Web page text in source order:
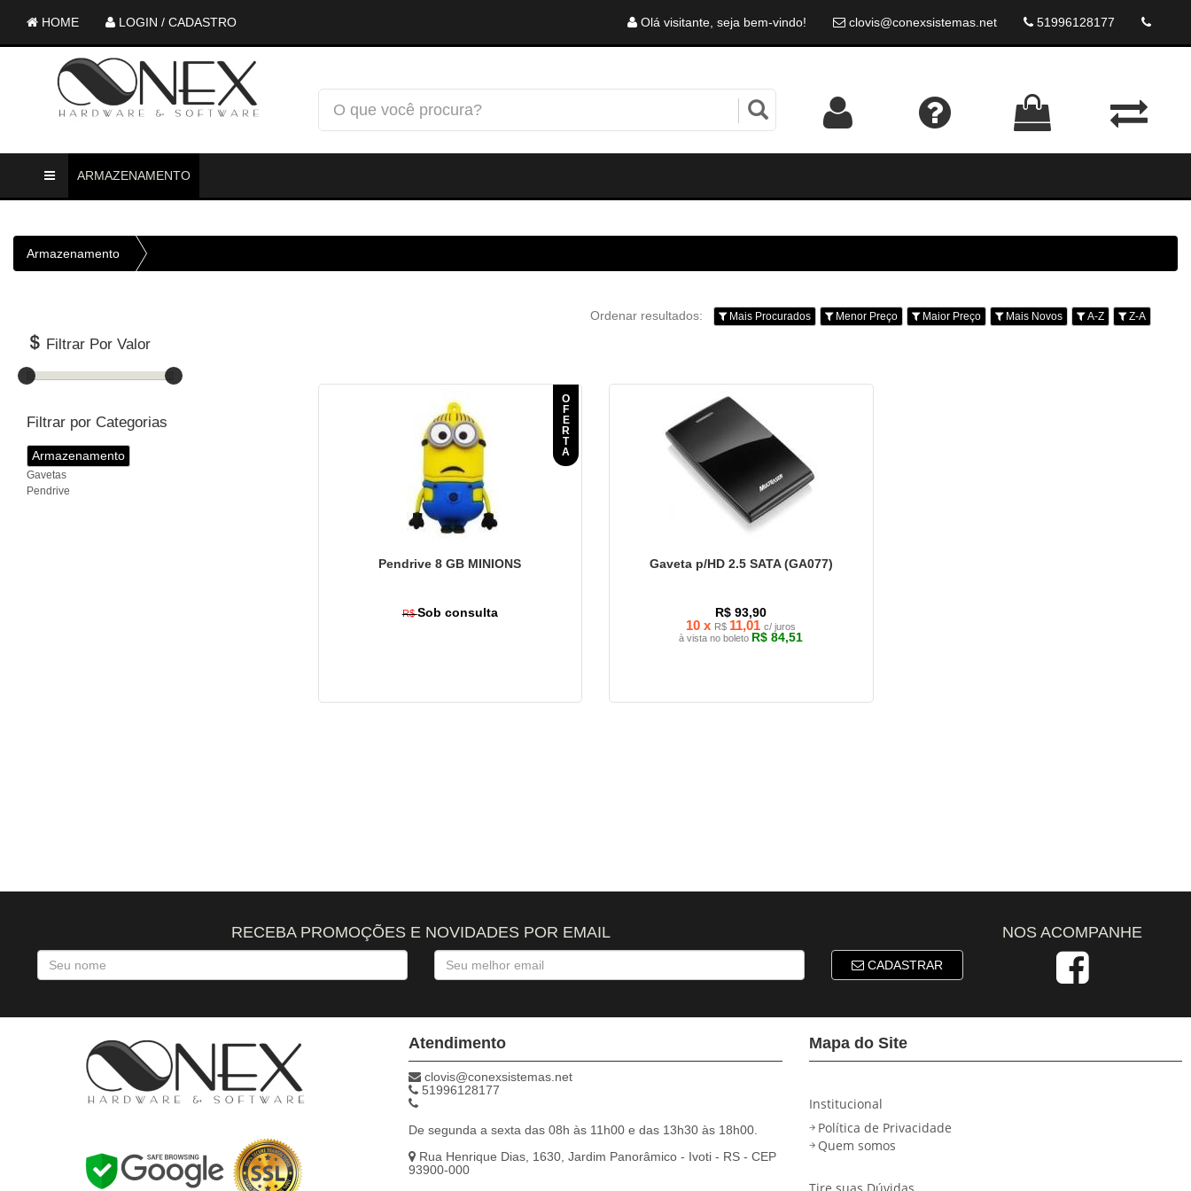
HOME LOGIN / CADASTRO Olá visitante, seja bem-vindo! clovis@conexsistemas.net 51996128177
ARMAZENAMENTO
Armazenamento
Filtrar Por Valor
Filtrar por Categorias
Armazenamento
Gavetas
Pendrive
Ordenar resultados: Mais Procurados Menor Preço Maior Preço Mais Novos A-Z Z-A
O
F
E
R
T
A
Pendrive 8 GB MINIONS
R$Sob consulta
Gaveta p/HD 2.5 SATA (GA077)
R$ 93,90
10 x R$ 11,01c/ juros
à vista no boleto R$ 84,51
RECEBA PROMOÇÕES E NOVIDADES POR EMAIL
CADASTRAR
NOS ACOMPANHE
Atendimento
clovis@conexsistemas.net
51996128177
De segunda a sexta das 08h às 11h00 e das 13h30 às 18h00.
Rua Henrique Dias, 1630, Jardim Panorâmico - Ivoti - RS - CEP
93900-000
Mapa do Site
Institucional
Política de Privacidade
Quem somos